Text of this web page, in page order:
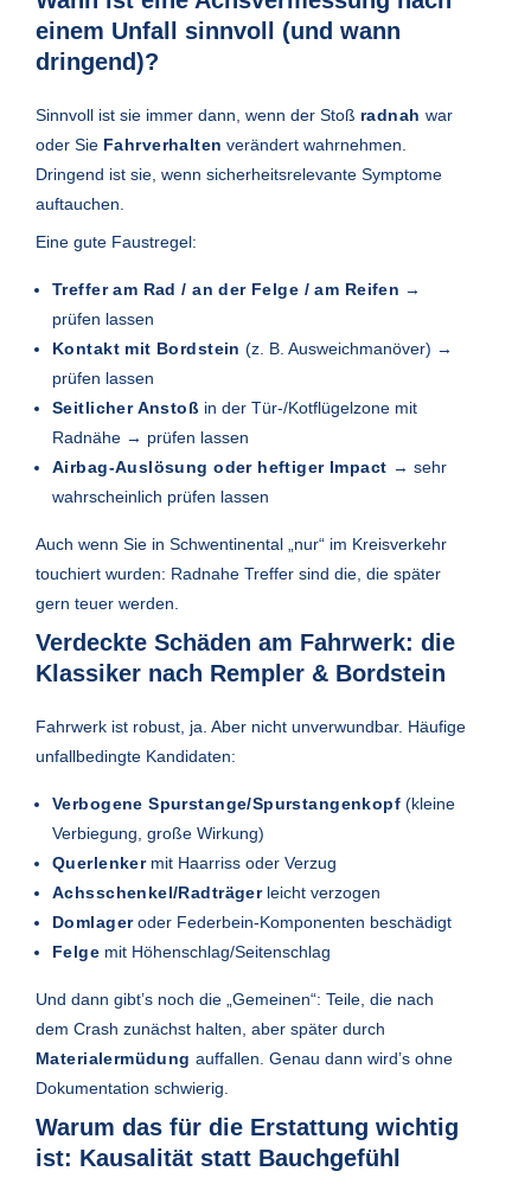
einem Unfall sinnvoll (und wann
dringend)?
Sinnvoll ist sie immer dann, wenn der Stoß radnah war
oder Sie Fahrverhalten verändert wahrnehmen.
Dringend ist sie, wenn sicherheitsrelevante Symptome
auftauchen.
Eine gute Faustregel:
Treffer am Rad / an der Felge / am Reifen →
prüfen lassen
Kontakt mit Bordstein (z. B. Ausweichmanöver) →
prüfen lassen
Seitlicher Anstoß in der Tür-/Kotflügelzone mit
Radnähe → prüfen lassen
Airbag-Auslösung oder heftiger Impact → sehr
wahrscheinlich prüfen lassen
Auch wenn Sie in Schwentinental „nur“ im Kreisverkehr
touchiert wurden: Radnahe Treffer sind die, die später
gern teuer werden.
Verdeckte Schäden am Fahrwerk: die
Klassiker nach Rempler & Bordstein
Fahrwerk ist robust, ja. Aber nicht unverwundbar. Häufige
unfallbedingte Kandidaten:
Verbogene Spurstange/Spurstangenkopf (kleine
Verbiegung, große Wirkung)
Querlenkermit Haarriss oder Verzug
Achsschenkel/Radträgerleicht verzogen
Domlageroder Federbein-Komponenten beschädigt
Felge mit Höhenschlag/Seitenschlag
Und dann gibt’s noch die „Gemeinen“: Teile, die nach
dem Crash zunächst halten, aber später durch
Materialermüdung auffallen. Genau dann wird’s ohne
Dokumentation schwierig.
Warum das für die Erstattung wichtig
ist: Kausalität statt Bauchgefühl